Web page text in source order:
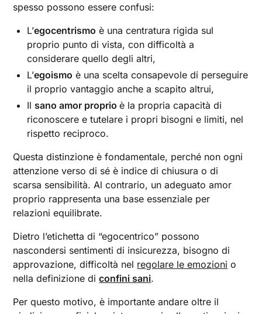
spesso possono essere confusi:
L’egocentrismo è una centratura rigida sul
proprio punto di vista, con difficoltà a
considerare quello degli altri,
L’egoismo è una scelta consapevole di perseguire
il proprio vantaggio anche a scapito altrui,
Il sano amor proprioè la propria capacità di
riconoscere e tutelare i propri bisogni e limiti, nel
rispetto reciproco.
Questa distinzione è fondamentale, perché non ogni
attenzione verso di sé è indice di chiusura o di
scarsa sensibilità. Al contrario, un adeguato amor
proprio rappresenta una base essenziale per
relazioni equilibrate.
Dietro l’etichetta di “egocentrico” possono
nascondersi sentimenti di insicurezza, bisogno di
approvazione, difficoltà nel regolare le emozioni o
nella definizione diconfini sani.
Per questo motivo, è importante andare oltre il